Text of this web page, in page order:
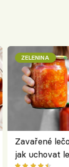
ZELENINA
Zavařené
jak uchovat